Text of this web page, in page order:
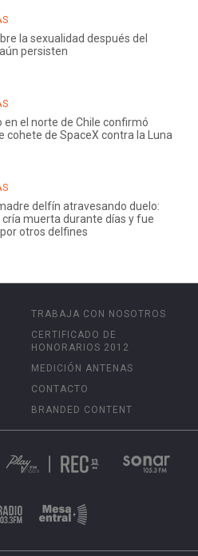
la sexualidad después del
persisten
en el norte de Chile confirmó
cohete de SpaceX contra la Luna
delfín atravesando duelo:
cría muerta durante días y fue
otros delfines
TRABAJA CON NOSOTROS
CERTIFICADO DE
HONORARIOS 2012
MEDICIÓN ANTENAS
CONTACTO
BRANDED CONTENT